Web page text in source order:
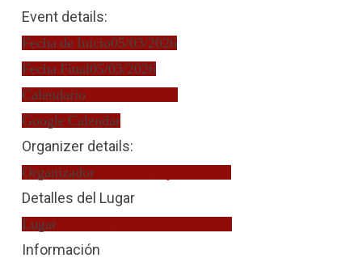
Event details:
Fecha de Inicio05/03/2026
Fecha Final05/03/2026
Calendario
Google Calendar
Organizer details:
OrganizadorElizabeth Tejera Lemes
Detalles del Lugar
LugarDetenido Violencia de Género
Información